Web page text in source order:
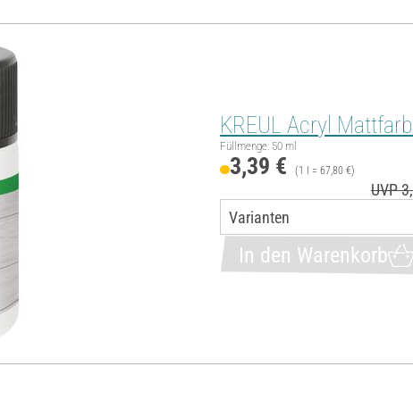
KREUL Acryl
Füllmenge: 50 ml
3,39 € (1 l = 67,80 €)
UVP
In den Warenkorb